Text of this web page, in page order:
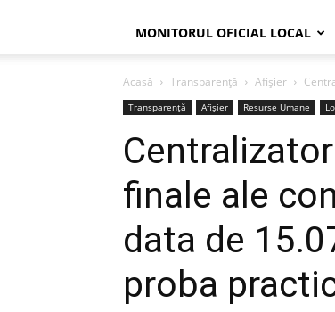
MONITORUL OFICIAL LOCAL
Acasă Transparență Afișier
Transparență Afișier Resurse Umane
finale ale
data de
proba